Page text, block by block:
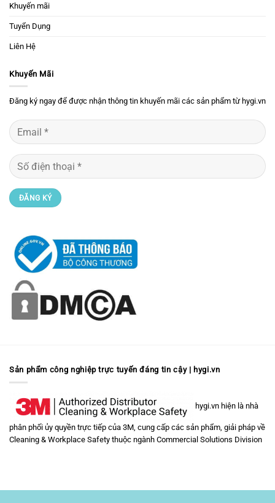
Khuyến mãi
Tuyển Dụng
Liên Hệ
Khuyến Mãi
Đăng ký ngay để được nhận thông tin khuyến mãi các sản phẩm từ hygi.vn
Sản phẩm công nghiệp trực tuyến đáng tin cậy | hygi.vn
hygi.vn hiện là nhà
phân phối ủy quyền trực tiếp của 3M, cung cấp các sản phẩm, giải pháp về
Cleaning & Workplace Safety thuộc ngành Commercial Solutions Division